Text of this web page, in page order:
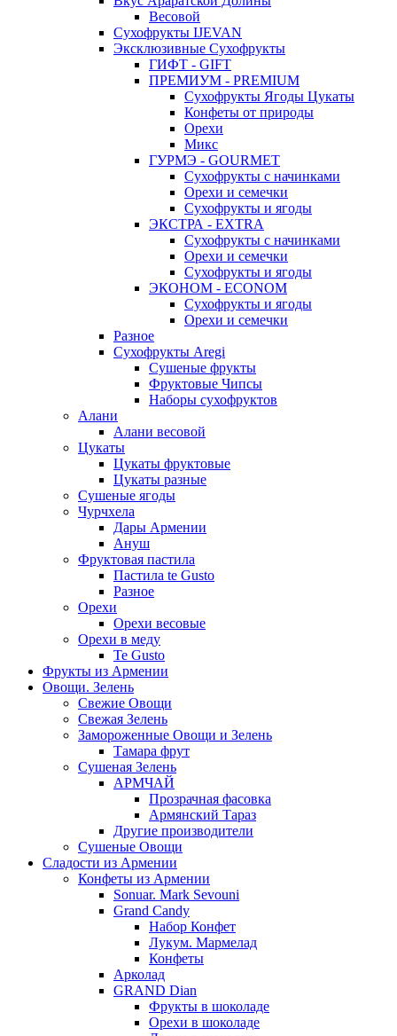
Весовой
Сухофрукты IJEVAN
Эксклюзивные Сухофрукты
ГИФТ - GIFT
ПРЕМИУМ - PREMIUM
Сухофрукты Ягоды Цукаты
Конфеты от природы
Орехи
Микс
ГУРМЭ - GOURMET
Сухофрукты с начинками
Орехи и семечки
Сухофрукты и ягоды
ЭКСТРА - EXTRA
Сухофрукты с начинками
Орехи и семечки
Сухофрукты и ягоды
ЭКОНОМ - ECONOM
Сухофрукты и ягоды
Орехи и семечки
Разное
Сухофрукты Aregi
Сушеные фрукты
Фруктовые Чипсы
Наборы сухофруктов
Алани
Алани весовой
Цукаты
Цукаты фруктовые
Цукаты разные
Сушеные ягоды
Чурчхела
Дары Армении
Ануш
Фруктовая пастила
Пастила te Gusto
Разное
Орехи
Орехи весовые
Орехи в меду
Te Gusto
Фрукты из Армении
Овощи. Зелень
Свежие Овощи
Свежая Зелень
Замороженные Овощи и Зелень
Тамара фрут
Сушеная Зелень
АРМЧАЙ
Прозрачная фасовка
Армянский Тараз
Другие производители
Сушеные Овощи
Сладости из Армении
Конфеты из Армении
Sonuar. Mark Sevouni
Grand Candy
Набор Конфет
Лукум. Мармелад
Конфеты
Арколад
GRAND Dian
Фрукты в шоколаде
Орехи в шоколаде